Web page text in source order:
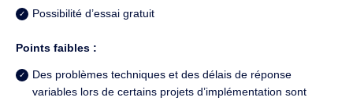
Possibilité d’essai gratuit
Points faibles :
Des problèmes techniques et des délais de réponse
variables lors de certains projets d’implémentation sont